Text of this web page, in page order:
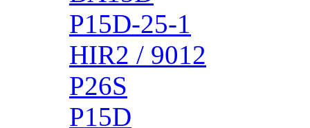
P15D-25-1
HIR2 / 9012
P26S
P15D